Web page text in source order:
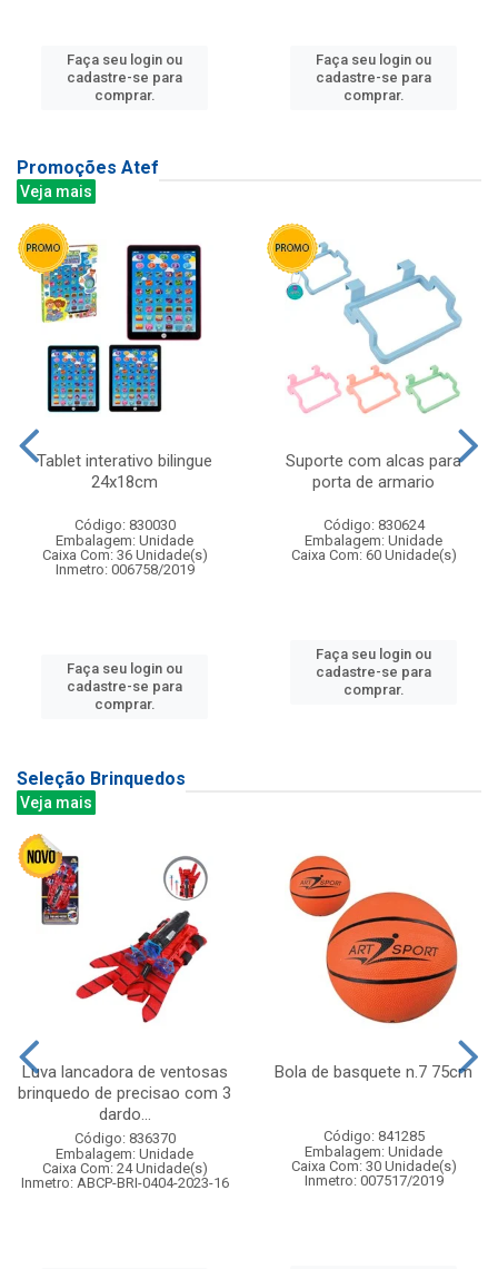
Faça seu login ou
cadastre-se para
comprar.
Faça seu login ou
cadastre-se para
comprar.
Promoções Atef
Veja mais
Tablet interativo bilingue
24x18cm
Código: 830030
Embalagem: Unidade
Caixa Com: 36 Unidade(s)
Inmetro: 006758/2019
Faça seu login ou
cadastre-se para
comprar.
Suporte com alcas para
porta de armario
Código: 830624
Embalagem: Unidade
Caixa Com: 60 Unidade(s)
Faça seu login ou
cadastre-se para
comprar.
Seleção Brinquedos
Veja mais
Luva lancadora de ventosas
brinquedo de precisao com 3
dardo...
Código: 836370
Embalagem: Unidade
Caixa Com: 24 Unidade(s)
Inmetro: ABCP-BRI-0404-2023-16
Bola de basquete n.7 75cm
Código: 841285
Embalagem: Unidade
Caixa Com: 30 Unidade(s)
Inmetro: 007517/2019